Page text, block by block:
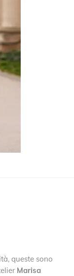
queste sono
Marisa